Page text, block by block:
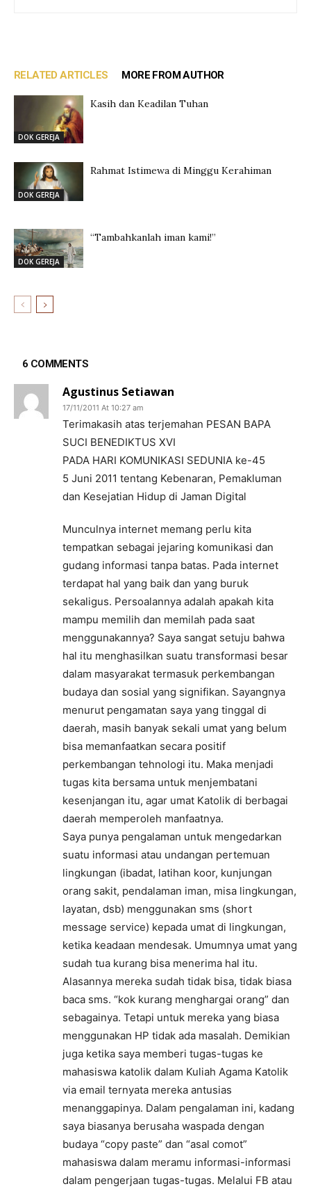
RELATED ARTICLES MORE FROM AUTHOR
DOK GEREJA
Kasih dan Keadilan Tuhan
DOK GEREJA
Rahmat Istimewa di Minggu Kerahiman
DOK GEREJA
“Tambahkanlah iman kami!”
6 COMMENTS
Agustinus Setiawan
17/11/2011 At 10:27 am
Terimakasih atas terjemahan PESAN BAPA
SUCI BENEDIKTUS XVI
PADA HARI KOMUNIKASI SEDUNIA ke-45
5 Juni 2011 tentang Kebenaran, Pemakluman
dan Kesejatian Hidup di Jaman Digital
Munculnya internet memang perlu kita
tempatkan sebagai jejaring komunikasi dan
gudang informasi tanpa batas. Pada internet
terdapat hal yang baik dan yang buruk
sekaligus. Persoalannya adalah apakah kita
mampu memilih dan memilah pada saat
menggunakannya? Saya sangat setuju bahwa
hal itu menghasilkan suatu transformasi besar
dalam masyarakat termasuk perkembangan
budaya dan sosial yang signifikan. Sayangnya
menurut pengamatan saya yang tinggal di
daerah, masih banyak sekali umat yang belum
bisa memanfaatkan secara positif
perkembangan tehnologi itu. Maka menjadi
tugas kita bersama untuk menjembatani
kesenjangan itu, agar umat Katolik di berbagai
daerah memperoleh manfaatnya.
Saya punya pengalaman untuk mengedarkan
suatu informasi atau undangan pertemuan
lingkungan (ibadat, latihan koor, kunjungan
orang sakit, pendalaman iman, misa lingkungan,
layatan, dsb) menggunakan sms (short
message service) kepada umat di lingkungan,
ketika keadaan mendesak. Umumnya umat yang
sudah tua kurang bisa menerima hal itu.
Alasannya mereka sudah tidak bisa, tidak biasa
baca sms. “kok kurang menghargai orang” dan
sebagainya. Tetapi untuk mereka yang biasa
menggunakan HP tidak ada masalah. Demikian
juga ketika saya memberi tugas-tugas ke
mahasiswa katolik dalam Kuliah Agama Katolik
via email ternyata mereka antusias
menanggapinya. Dalam pengalaman ini, kadang
saya biasanya berusaha waspada dengan
budaya “copy paste” dan “asal comot”
mahasiswa dalam meramu informasi-informasi
dalam pengerjaan tugas-tugas. Melalui FB atau